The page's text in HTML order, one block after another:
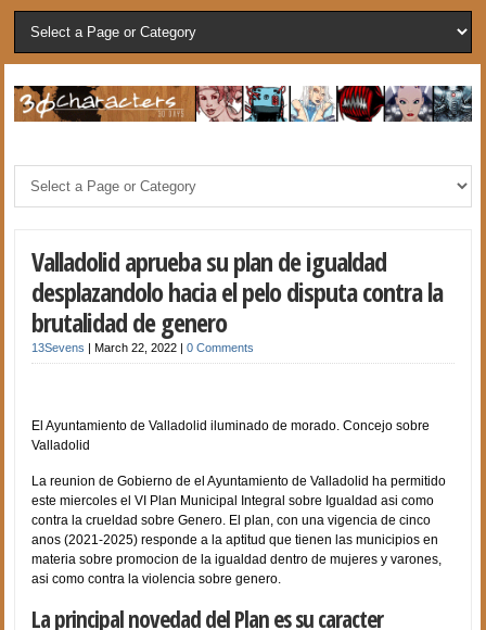
Valladolid aprueba su plan de igualdad
desplazandolo hacia el pelo disputa contra la
brutalidad de genero
13Sevens |March 22, 2022 |0 Comments
El Ayuntamiento de Valladolid iluminado de morado. Concejo sobre
Valladolid
La reunion de Gobierno de el Ayuntamiento de Valladolid ha permitido
este miercoles el VI Plan Municipal Integral sobre Igualdad asi­ como
contra la crueldad sobre Genero. El plan, con una vigencia de cinco
anos (2021-2025) responde a la aptitud que tienen las municipios en
materia sobre promocion de la igualdad dentro de mujeres y varones,
asi como contra la violencia sobre genero.
La principal novedad del Plan es su caracter